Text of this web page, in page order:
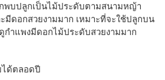
บปลูกเป็นไม้ประดับตามสนามหญ้า
มีดอกสวยงามมาก เหมาะที่จะใช้ปลูกบน
กำแพงมีดอกไม้ประดับสวยงามมาก
ได้ตลอดปี